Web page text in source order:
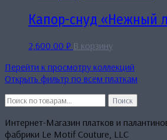
Капор-снуд «Нежный
2,600.00 ₽ В корзину
Перейти к просмотру коллекций
Открыть фильтр по всем платкам
Искать:
Поиск
Интернет-Магазин платков и
фабрики Le Motif Couture, LLC